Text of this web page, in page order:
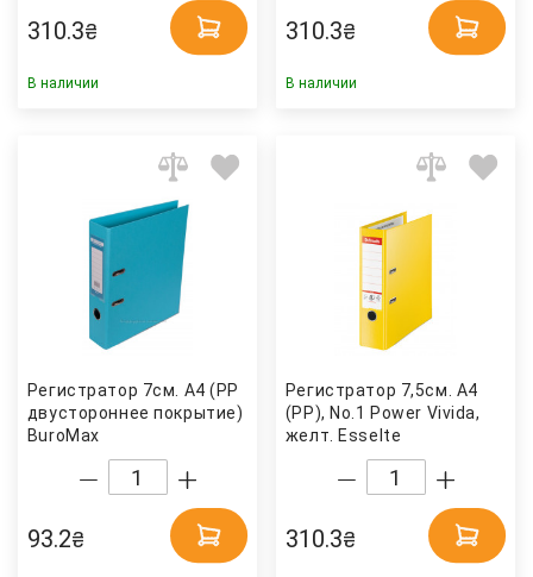
310.3₴
В наличии
310.3₴
В наличии
Регистратор 7см. А4 (PP
двустороннее покрытие) ELITE, голуб.
BuroMax
93.2₴
Регистратор 7,5см. А4
(PP), No.1 Power Vivida,
желт. Esselte
310.3₴